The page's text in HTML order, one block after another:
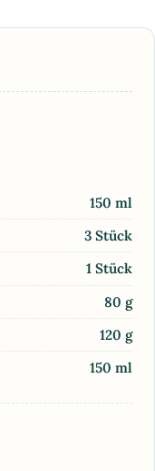
150 ml
3 Stück
1 Stück
80 g
120 g
150 ml